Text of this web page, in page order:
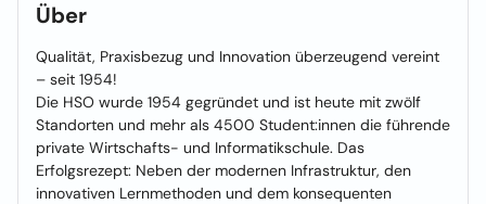
Über
Qualität, Praxisbezug und Innovation überzeugend vereint
– seit 1954!
Die HSO wurde 1954 gegründet und ist heute mit zwölf
Standorten und mehr als 4500 Student:innen die führende
private Wirtschafts- und Informatikschule. Das
Erfolgsrezept: Neben der modernen Infrastruktur, den
innovativen Lernmethoden und dem konsequenten